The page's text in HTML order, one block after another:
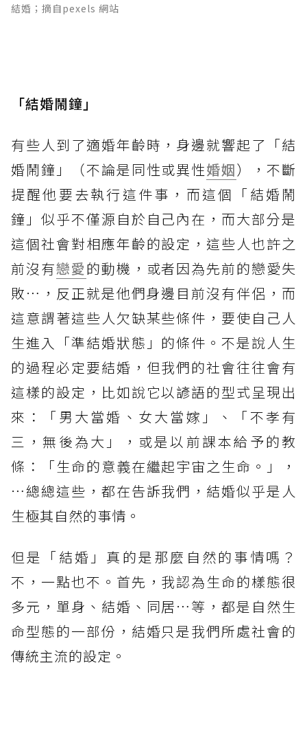
結婚；摘自pexels 網站
「結婚鬧鐘」
有些人到了適婚年齡時，身邊就響起了「結
婚鬧鐘」（不論是同性或異性婚姻），不斷
提醒他要去執行這件事，而這個「結婚鬧
鐘」似乎不僅源自於自己內在，而大部分是
這個社會對相應年齡的設定，這些人也許之
前沒有戀愛的動機，或者因為先前的戀愛失
敗⋯，反正就是他們身邊目前沒有伴侶，而
這意謂著這些人欠缺某些條件，要使自己人
生進入「準結婚狀態」的條件。不是說人生
的過程必定要結婚，但我們的社會往往會有
這樣的設定，比如說它以諺語的型式呈現出
來：「男大當婚、女大當嫁」、「不孝有
三，無後為大」，或是以前課本給予的教
條：「生命的意義在繼起宇宙之生命。」，
⋯總總這些，都在告訴我們，結婚似乎是人
生極其自然的事情。
但是「結婚」真的是那麼自然的事情嗎？
不，一點也不。首先，我認為生命的樣態很
多元，單身、結婚、同居⋯等，都是自然生
命型態的一部份，結婚只是我們所處社會的
傳統主流的設定。